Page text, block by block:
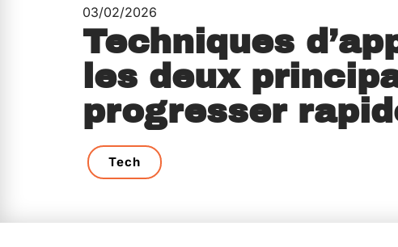
03/02/2026
Techniques
les deux
progresser
Tech